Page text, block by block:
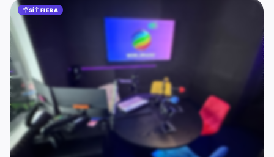
SÍŤ FIERA